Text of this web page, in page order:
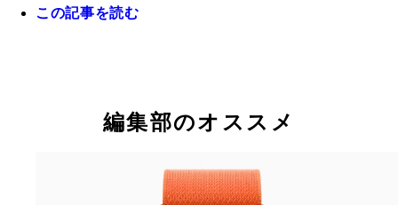
この記事を読む
編集部のオススメ